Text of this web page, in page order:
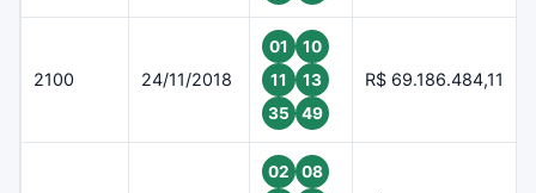
2100 24/11/2018
01
10
11
13
35
49
R$ 69.186.484,11
02
08